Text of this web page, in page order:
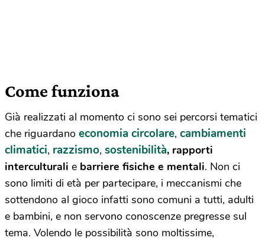
Come funziona
Già realizzati al momento ci sono sei percorsi tematici
che riguardano economia circolare, cambiamenti
climatici, razzismo, sostenibilità, rapporti
interculturali e barriere fisiche e mentali. Non ci
sono limiti di età per partecipare, i meccanismi che
sottendono al gioco infatti sono comuni a tutti, adulti
e bambini, e non servono conoscenze pregresse sul
tema. Volendo le possibilità sono moltissime,